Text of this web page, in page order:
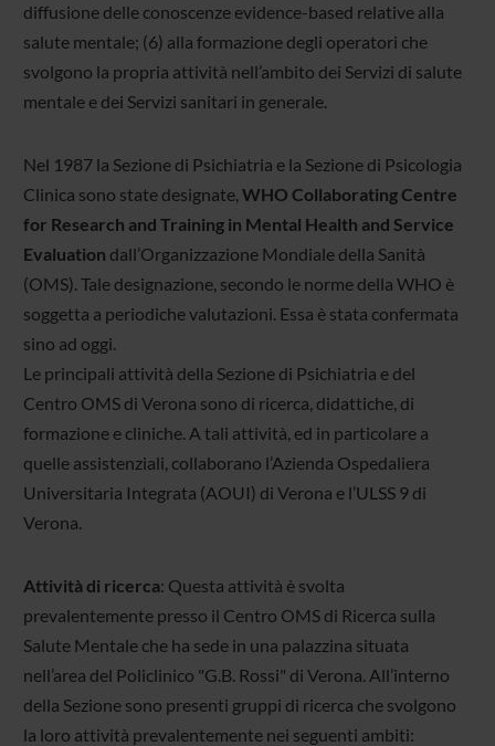
diffusione delle conoscenze evidence-based relative alla
salute mentale; (6) alla formazione degli operatori che
svolgono la propria attività nell’ambito dei Servizi di salute
mentale e dei Servizi sanitari in generale.
Nel 1987 la Sezione di Psichiatria e la Sezione di Psicologia
Clinica sono state designate, WHO Collaborating Centre
for Research and Training in Mental Health and Service
Evaluation dall’Organizzazione Mondiale della Sanità
(OMS). Tale designazione, secondo le norme della WHO è
soggetta a periodiche valutazioni. Essa è stata confermata
sino ad oggi.
Le principali attività della Sezione di Psichiatria e del
Centro OMS di Verona sono di ricerca, didattiche, di
formazione e cliniche. A tali attività, ed in particolare a
quelle assistenziali, collaborano l’Azienda Ospedaliera
Universitaria Integrata (AOUI) di Verona e l’ULSS 9 di
Verona.
Attività di ricerca: Questa attività è svolta
prevalentemente presso il Centro OMS di Ricerca sulla
Salute Mentale che ha sede in una palazzina situata
nell’area del Policlinico "G.B. Rossi" di Verona. All’interno
della Sezione sono presenti gruppi di ricerca che svolgono
la loro attività prevalentemente nei seguenti ambiti: